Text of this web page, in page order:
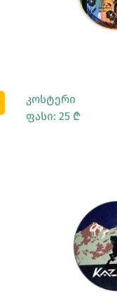
კოსტერი
ფასი: 25 ₾